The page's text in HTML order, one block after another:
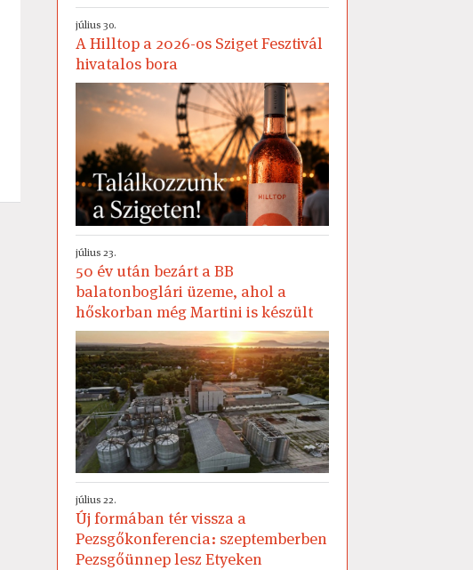
július 30.
A Hilltop a 2026-os Sziget Fesztivál
hivatalos bora
július 23.
50 év után bezárt a BB
balatonboglári üzeme, ahol a
hőskorban még Martini is készült
július 22.
Új formában tér vissza a
Pezsgőkonferencia: szeptemberben
Pezsgőünnep lesz Etyeken